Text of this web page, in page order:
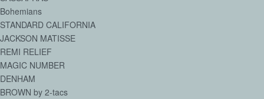
Bohemians
STANDARD CALIFORNIA
JACKSON MATISSE
REMI RELIEF
MAGIC NUMBER
DENHAM
BROWN by 2-tacs